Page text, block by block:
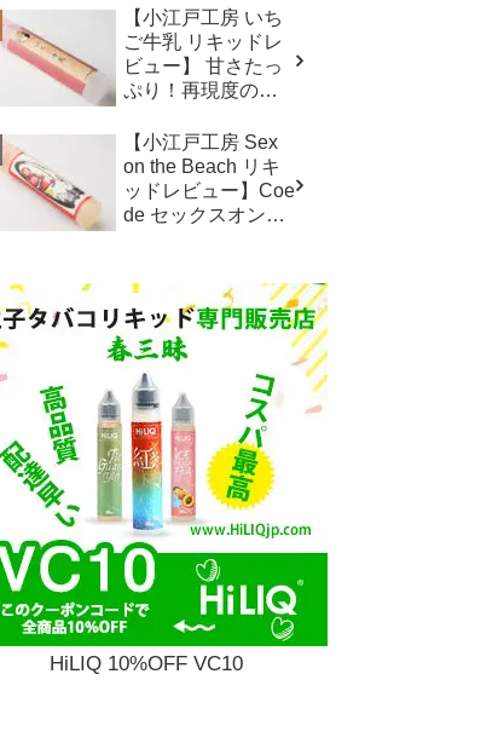
ド！
【小江戸工房 いち
ご牛乳 リキッドレ
ビュー】 甘さたっ
ぷり！再現度の高
【小江戸工房 Sex
on the Beach リキ
ッドレビュー】Coe
de セックスオンザ
HiLIQ 10%OFF VC10